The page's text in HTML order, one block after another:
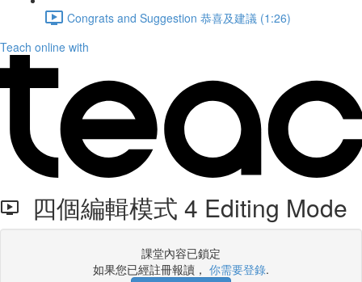
Congrats and Suggestion 恭喜及建議 (1:26)
Teach online with
四個編輯模式 4 Editing Mode
課堂內容已鎖定
如果您已經註冊報讀， 你需要登錄.